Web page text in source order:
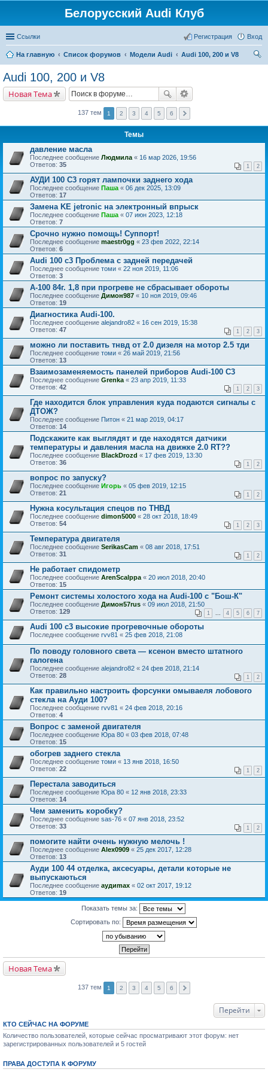
Белорусский Audi Клуб
Ссылки Вход
Регистрация
На главную Список форумов Модели Audi
Audi 100, 200 и V8
Audi 100, 200 и V8
Новая Тема
137 тем 1 2 3 4 5 6
Темы
давление масла
Последнее сообщение Людмила « 16 мар 2026, 19:56
Ответов: 35 1 2
АУДИ 100 С3 горят лампочки заднего хода
Последнее сообщение Паша « 06 дек 2025, 13:09
Ответов: 17
Замена KE jetronic на электронный впрыск
Последнее сообщение Паша « 07 июн 2023, 12:18
Ответов: 7
Срочно нужно помощь! Суппорт!
Последнее сообщение maestr0gg « 23 фев 2022, 22:14
Ответов: 6
Audi 100 c3 Проблема с задней передачей
Последнее сообщение томи « 22 ноя 2019, 11:06
Ответов: 3
А-100 84г. 1,8 при прогреве не сбрасывает обороты
Последнее сообщение Димон987 « 10 ноя 2019, 09:46
Ответов: 19
Диагностика Audi-100.
Последнее сообщение alejandro82 « 16 сен 2019, 15:38
Ответов: 47 1 2 3
можно ли поставить тнвд от 2.0 дизеля на мотор 2.5 тди
Последнее сообщение томи « 26 май 2019, 21:56
Ответов: 13
Взаимозаменяемость панелей приборов Audi-100 C3
Последнее сообщение Grenka « 23 апр 2019, 11:33
Ответов: 42 1 2 3
Где находится блок управления куда подаются сигналы с
ДТОЖ?
Последнее сообщение Питон « 21 мар 2019, 04:17
Ответов: 14
Подскажите как выглядят и где находятся датчики
температуры и давления масла на движке 2.0 RT??
Последнее сообщение BlackDrozd « 17 фев 2019, 13:30
Ответов: 36 1 2
вопрос по запуску?
Последнее сообщение Игорь « 05 фев 2019, 12:15
Ответов: 21 1 2
Нужна косультация спецов по ТНВД
Последнее сообщение dimon5000 « 28 окт 2018, 18:49
Ответов: 54 1 2 3
Температура двигателя
Последнее сообщение SerikasCam « 08 авг 2018, 17:51
Ответов: 31 1 2
Не работает спидометр
Последнее сообщение ArenScalppa « 20 июл 2018, 20:40
Ответов: 15
Ремонт системы холостого хода на Audi-100 с "Бош-К"
Последнее сообщение Димон57rus « 09 июл 2018, 21:50
Ответов: 129 1 ... 4 5 6 7
Audi 100 c3 высокие прогревочные обороты
Последнее сообщение rvv81 « 25 фев 2018, 21:08
По поводу головного света ― ксенон вместо штатного
галогена
Последнее сообщение alejandro82 « 24 фев 2018, 21:14
Ответов: 28 1 2
Как правильно настроить форсунки омываеля лобового
стекла на Ауди 100?
Последнее сообщение rvv81 « 24 фев 2018, 20:16
Ответов: 4
Вопрос с заменой двигателя
Последнее сообщение Юра 80 « 03 фев 2018, 07:48
Ответов: 15
обогрев заднего стекла
Последнее сообщение томи « 13 янв 2018, 16:50
Ответов: 22 1 2
Перестала заводиться
Последнее сообщение Юра 80 « 12 янв 2018, 23:33
Ответов: 14
Чем заменить коробку?
Последнее сообщение sas-76 « 07 янв 2018, 23:52
Ответов: 33 1 2
помогите найти очень нужную мелочь !
Последнее сообщение Alex0909 « 25 дек 2017, 12:28
Ответов: 13
Ауди 100 44 отделка, аксесуары, детали которые не
выпускаються
Последнее сообщение аудиmax « 02 окт 2017, 19:12
Ответов: 19
Показать темы за:
Сортировать по:
Новая Тема
137 тем 1 2 3 4 5 6
Перейти
КТО СЕЙЧАС НА ФОРУМЕ
Количество пользователей, которые сейчас просматривают этот форум: нет
зарегистрированных пользователей и 5 гостей
ПРАВА ДОСТУПА К ФОРУМУ